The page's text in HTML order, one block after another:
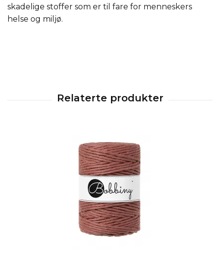
skadelige stoffer som er til fare for menneskers
helse og miljø.